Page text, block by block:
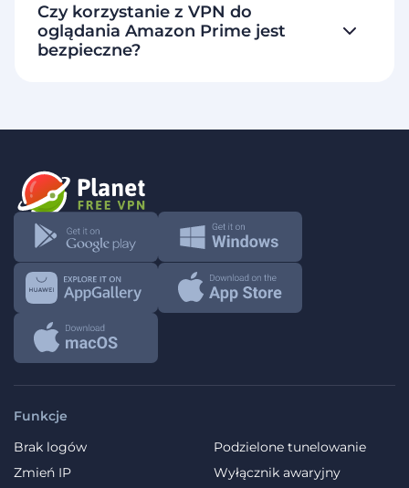
Czy korzystanie z VPN do
oglądania Amazon Prime jest
bezpieczne?
Funkcje
Brak logów
Podzielone tunelowanie
Zmień IP
Wyłącznik awaryjny